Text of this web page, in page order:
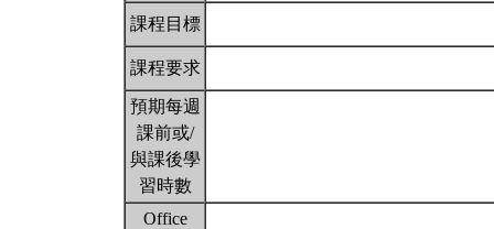
課程目標
課程要求
預期每週
課前或/
與課後學
習時數
Office